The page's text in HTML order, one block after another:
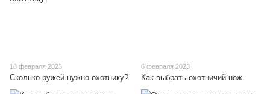
18 февраля 2023
Сколько ружей нужно охотнику?
6 февраля 2023
Как выбрать охотничий нож